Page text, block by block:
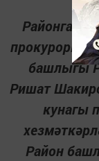
Районга
прокуроры
башлыгы
Ришат
кунагы
Район